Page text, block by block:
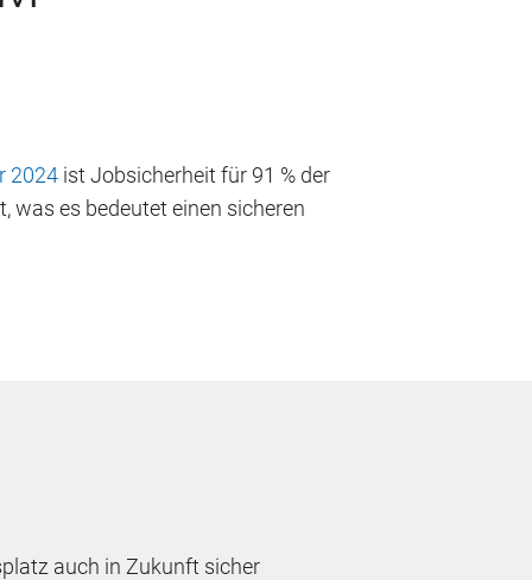
2024 ist Jobsicherheit für 91 % der
was es bedeutet einen sicheren
auch in Zukunft sicher